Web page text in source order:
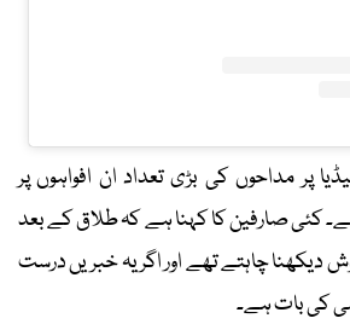
پر مداحوں کی بڑی تعداد ان افواہوں پر
کئی صارفین کا کہنا ہے کہ طلاق کے بعد
دیکھنا چاہتے تھے اور اگر یہ خبریں درست
کی بات ہے۔